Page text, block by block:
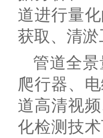
道进行量
获取、清
管道全
爬行器、
道高清视
化检测技